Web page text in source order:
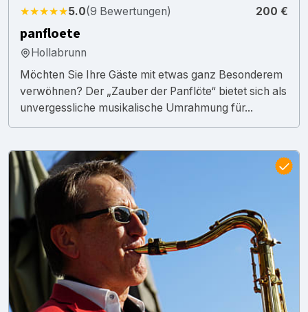
★★★★★5.0(9 Bewertungen) 200 €
panfloete
Hollabrunn
Möchten Sie Ihre Gäste mit etwas ganz Besonderem
verwöhnen? Der „Zauber der Panflöte“ bietet sich als
unvergessliche musikalische Umrahmung für...